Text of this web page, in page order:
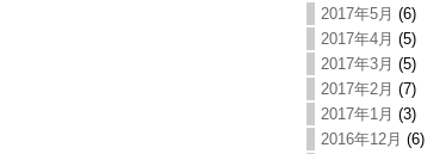
2017年5月 (6)
2017年4月 (5)
2017年3月 (5)
2017年2月 (7)
2017年1月 (3)
2016年12月 (6)